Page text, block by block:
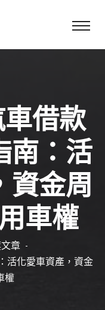
借款
南：活
資金周
車權
章
活化愛車資產，資金
權